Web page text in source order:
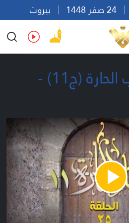
بيروت
Ar En Fr Es
مسلسل باب الحارة (ج11) -
Play
Video